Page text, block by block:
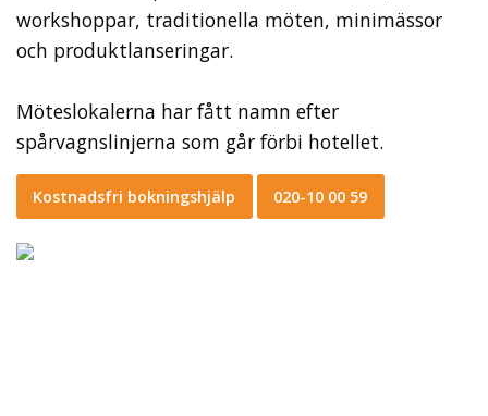
workshoppar, traditionella möten, minimässor
och produktlanseringar.
Möteslokalerna har fått namn efter
spårvagnslinjerna som går förbi hotellet.
Kostnadsfri bokningshjälp 020-10 00 59